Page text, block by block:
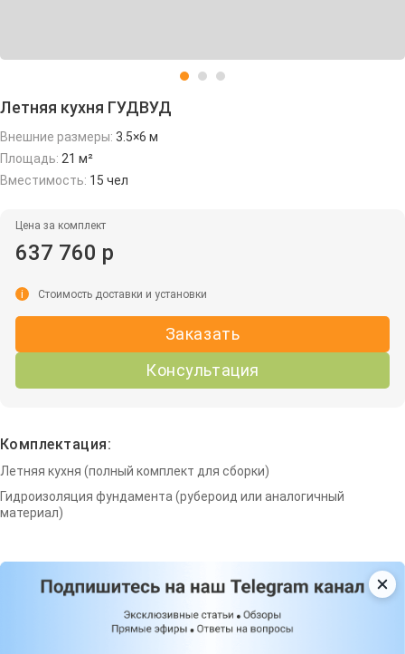
Летняя кухня ГУДВУД
Внешние размеры: 3.5×6 м
Площадь: 21 м²
Вместимость: 15 чел
Цена за комплект
637 760 р
Заказать
Консультация
i Стоимость доставки и установки
Комплектация:
Летняя кухня (полный комплект для сборки)
Гидроизоляция фундамента (рубероид или аналогичный
материал)